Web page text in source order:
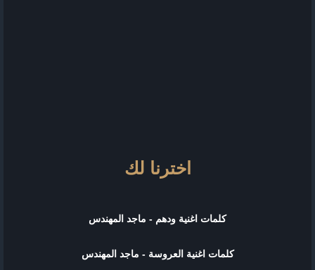
اخترنا لك
كلمات اغنية ودهم - ماجد المهندس
كلمات اغنية العروسة - ماجد المهندس